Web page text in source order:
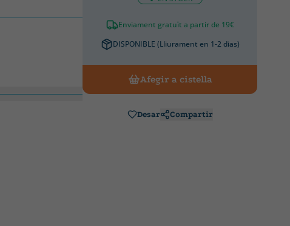
Enviament gratuït a partir de 19€
DISPONIBLE (Lliurament en 1-2 dias)
Afegir a cistella
Desar Compartir